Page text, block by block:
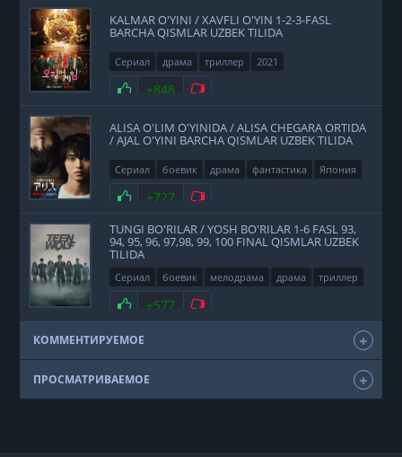
KALMAR O'YINI / XAVFLI O'YIN 1-2-3-FASL
BARCHA QISMLAR UZBEK TILIDA
Сериал драма триллер 2021
Нравится
+848 Не нравится
ALISA O'LIM O'YINIDA / ALISA CHEGARA ORTIDA
/ AJAL O'YINI BARCHA QISMLAR UZBEK TILIDA
Сериал боевик драма фантастика
Япония
2020
Нравится
+727 Не нравится
TUNGI BO'RILAR / YOSH BO'RILAR 1-6 FASL 93,
94, 95, 96, 97,98, 99, 100 FINAL QISMLAR UZBEK
TILIDA
Сериал боевик мелодрама драма
триллер
фэнтези
США 2011
Нравится
+577 Не нравится
КОММЕНТИРУЕМОЕ
ПРОСМАТРИВАЕМОЕ